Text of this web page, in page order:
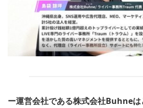
ー運営会社である株式会社Buhneは